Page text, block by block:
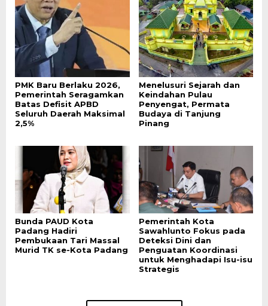
PMK Baru Berlaku 2026,
Pemerintah Seragamkan
Batas Defisit APBD
Seluruh Daerah Maksimal
2,5%
Menelusuri Sejarah dan
Keindahan Pulau
Penyengat, Permata
Budaya di Tanjung
Pinang
Bunda PAUD Kota
Padang Hadiri
Pembukaan Tari Massal
Murid TK se-Kota Padang
Pemerintah Kota
Sawahlunto Fokus pada
Deteksi Dini dan
Penguatan Koordinasi
untuk Menghadapi Isu-isu
Strategis